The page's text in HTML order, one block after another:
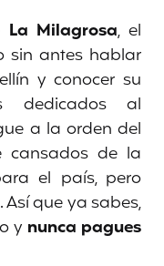
La Milagrosa, el
sin antes hablar
y conocer su
dedicados al
a la orden del
cansados de la
el país, pero
que ya sabes,
y nunca pagues